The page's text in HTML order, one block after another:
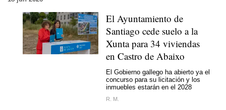
El Ayuntamiento de
Santiago cede suelo a la
Xunta para 34 viviendas
en Castro de Abaixo
El Gobierno gallego ha abierto ya el
concurso para su licitación y los
inmuebles estarán en el 2028
R. M.